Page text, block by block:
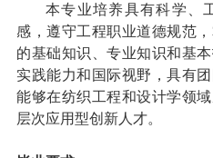
本专业培养具有科学、
感，遵守工程职业道德规范
的基础知识、专业知识和基
实践能力和国际视野，具有
能够在纺织工程和设计学领
层次应用型创新人才。